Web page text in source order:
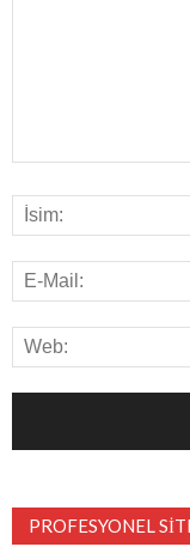
PROFESYONEL